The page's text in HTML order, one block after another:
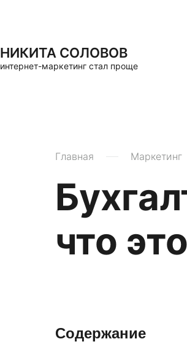
НИКИТА СОЛОВОВ
интернет-маркетинг стал проще
Главная Маркетинг
что
Содержание